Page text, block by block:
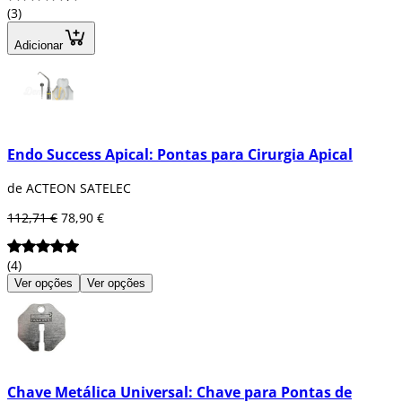
(3)
Adicionar
Endo Success Apical: Pontas para Cirurgia Apical
de ACTEON SATELEC
112,71 € 78,90 €
(4)
Ver opções Ver opções
Chave Metálica Universal: Chave para Pontas de